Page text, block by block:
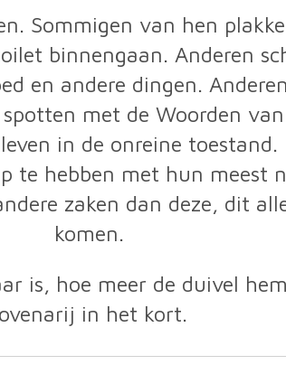
Sommigen van hen
binnengaan. Anderen
en andere dingen.
met de Woorden
in de onreine
te hebben met hun meest
zaken dan deze, dit
komen.
is, hoe meer de duivel
in het kort.